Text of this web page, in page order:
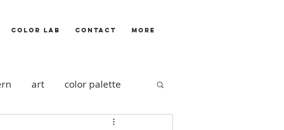
COLOR LAB CONTACT More
art color palette
Illustrators